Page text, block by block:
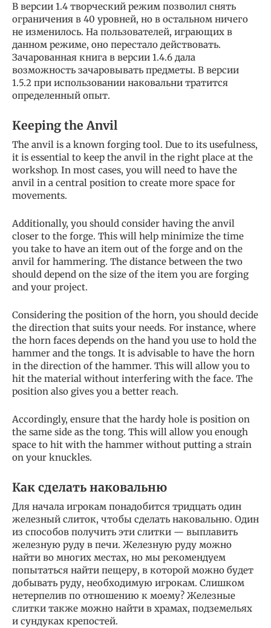
В версии 1.4 творческий режим позволил снять
ограничения в 40 уровней, но в остальном ничего
не изменилось. На пользователей, играющих в
данном режиме, оно перестало действовать.
Зачарованная книга в версии 1.4.6 дала
возможность зачаровывать предметы. В версии
1.5.2 при использовании наковальни тратится
определенный опыт.
Keeping the Anvil
The anvil is a known forging tool. Due to its usefulness,
it is essential to keep the anvil in the right place at the
workshop. In most cases, you will need to have the
anvil in a central position to create more space for
movements.
Additionally, you should consider having the anvil
closer to the forge. This will help minimize the time
you take to have an item out of the forge and on the
anvil for hammering. The distance between the two
should depend on the size of the item you are forging
and your project.
Considering the position of the horn, you should decide
the direction that suits your needs. For instance, where
the horn faces depends on the hand you use to hold the
hammer and the tongs. It is advisable to have the horn
in the direction of the hammer. This will allow you to
hit the material without interfering with the face. The
position also gives you a better reach.
Accordingly, ensure that the hardy hole is position on
the same side as the tong. This will allow you enough
space to hit with the hammer without putting a strain
on your knuckles.
Как сделать наковальню
Для начала игрокам понадобится тридцать один
железный слиток, чтобы сделать наковальню. Один
из способов получить эти слитки — выплавить
железную руду в печи. Железную руду можно
найти во многих местах, но мы рекомендуем
попытаться найти пещеру, в которой можно будет
добывать руду, необходимую игрокам. Слишком
нетерпелив по отношению к моему? Железные
слитки также можно найти в храмах, подземельях
и сундуках крепостей.